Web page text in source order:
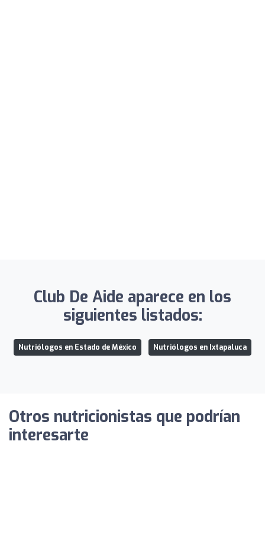
Club De Aide aparece en los
siguientes listados:
Nutriólogos en Estado de México Nutriólogos en Ixtapaluca
Otros nutricionistas que podrían
interesarte